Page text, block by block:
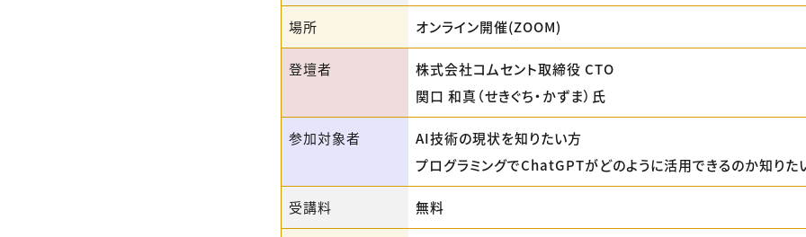
場所 オンライン開催(ZOOM)
登壇者
株式会社コムセント取締役 CTO
関口 和真（せきぐち・かずま）氏
参加対象者
AI技術の現状を知りたい方
プログラミングでChatGPTがどのように活用できるのか知りた
受講料 無料